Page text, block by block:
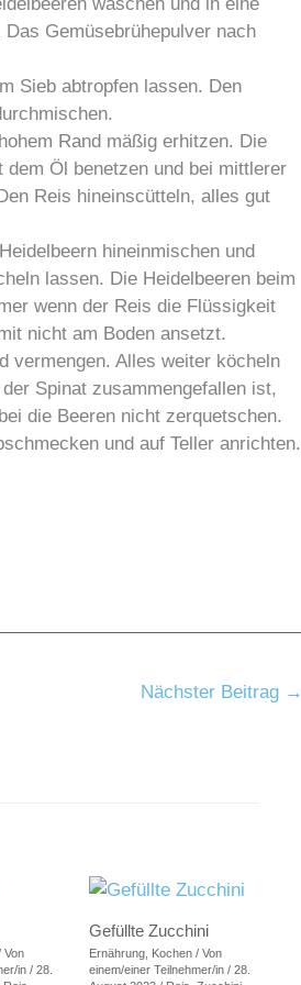
Gemüsebrühepulver nach
Sieb abtropfen lassen. Den
Rand mäßig erhitzen. Die
dem Öl benetzen und bei mittlerer
Reis hineinscütteln, alles gut
hineinmischen und
lassen. Die Heidelbeeren beim
wenn der Reis die Flüssigkeit
nicht am Boden ansetzt.
vermengen. Alles weiter köcheln
Spinat zusammengefallen ist,
die Beeren nicht zerquetschen.
und auf Teller anrichten.
Nächster Beitrag →
Von
in / 28.
Gefüllte Zucchini
Ernährung, Kochen/ Von
einem/einer Teilnehmer/in / 28.